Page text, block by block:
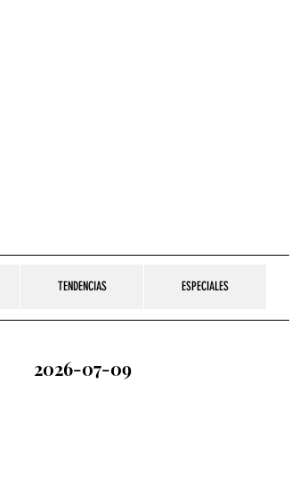
TENDENCIAS ESPECIALES
2026-07-09